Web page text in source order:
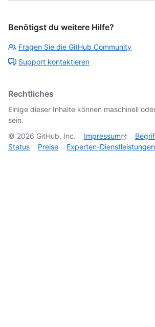
Benötigst du weitere Hilfe?
Fragen Sie die GitHub Community
Support kontaktieren
Rechtliches
Einige dieser Inhalte können maschinell
sein.
© 2026 GitHub, Inc. Impressum
Status
Preise Experten-Dienstleistungen